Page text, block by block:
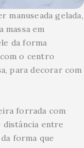
manuseada gelada,
massa em
da forma
o centro
para decorar com
forrada com
distância entre
forma que